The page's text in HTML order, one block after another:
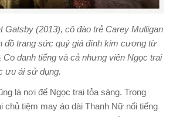
Gatsby (2013), cô đào trẻ Carey Mulligan
đồ trang sức quý giá đính kim cương từ
danh tiếng và cả nhưng viên Ngọc trai
ưu ái sử dụng.
là nơi để Ngọc trai tỏa sáng. Trong
chủ tiệm may áo dài Thanh Nữ nổi tiếng